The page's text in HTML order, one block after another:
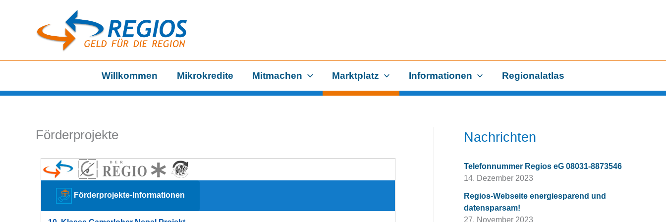
Willkommen Mikrokredite Mitmachen Marktplatz Informationen Regionalatlas
Förderprojekte
Förderprojekte-Informationen
Nachrichten
Telefonnummer Regios eG 08031-8873546
14. Dezember 2023
Regios-Webseite energiesparend und
datensparsam!
27. November 2023